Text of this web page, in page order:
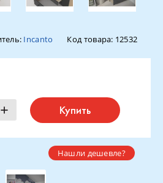
Incanto Код товара: 12532
Купить
Нашли дешевле?